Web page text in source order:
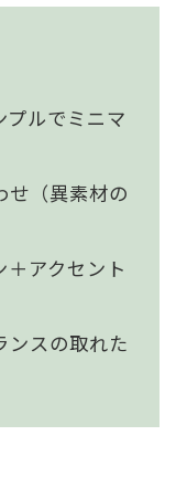
プルでミニマ
せ（異素材の
＋アクセント
ンスの取れた